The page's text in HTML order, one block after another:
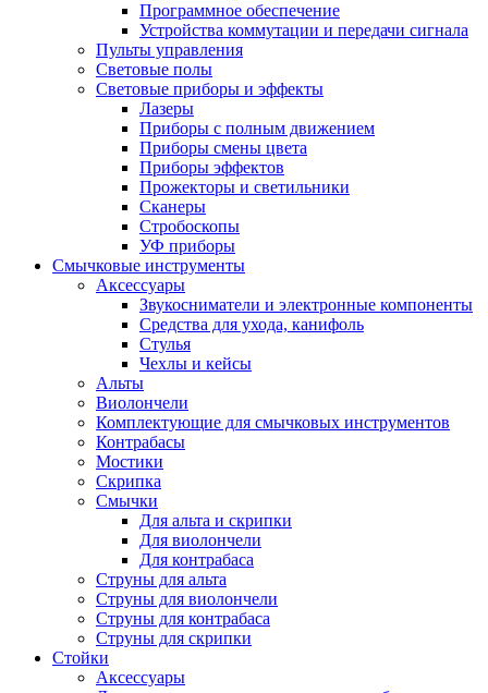
Программное обеспечение
Устройства коммутации и передачи сигнала
Пульты управления
Световые полы
Световые приборы и эффекты
Лазеры
Приборы с полным движением
Приборы смены цвета
Приборы эффектов
Прожекторы и светильники
Сканеры
Стробоскопы
УФ приборы
Смычковые инструменты
Аксессуары
Звукосниматели и электронные компоненты
Средства для ухода, канифоль
Стулья
Чехлы и кейсы
Альты
Виолончели
Комплектующие для смычковых инструментов
Контрабасы
Мостики
Скрипка
Смычки
Для альта и скрипки
Для виолончели
Для контрабаса
Струны для альта
Струны для виолончели
Струны для контрабаса
Струны для скрипки
Стойки
Аксессуары